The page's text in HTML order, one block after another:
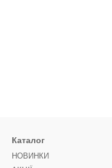
Каталог
НОВИНКИ